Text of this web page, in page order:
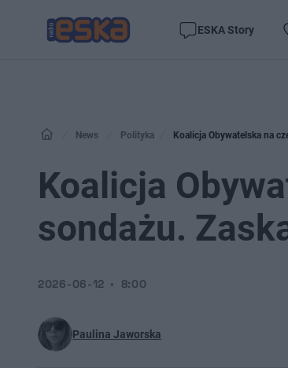
ESKA Story
News Polityka Koalicja Obywatelska na
Koalicja
sondażu.
Paulina Jaworska
2026-06-12 8:00